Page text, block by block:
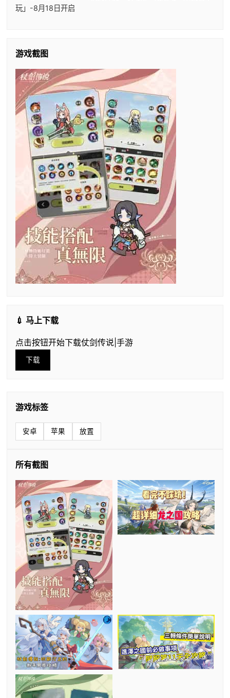
玩」-8月18日开启
游戏截图
💉 马上下载
点击按钮开始下载仗剑传说|手游
下载
游戏标签
安卓 苹果 放置
所有截图